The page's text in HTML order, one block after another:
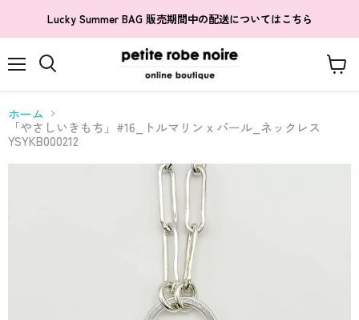
Lucky Summer BAG 販売期間中の配送についてはこちら
ー
る
ホーム
「やさしいきもち」#16_トルマリン x パール_ネックレス
YSYKB000212